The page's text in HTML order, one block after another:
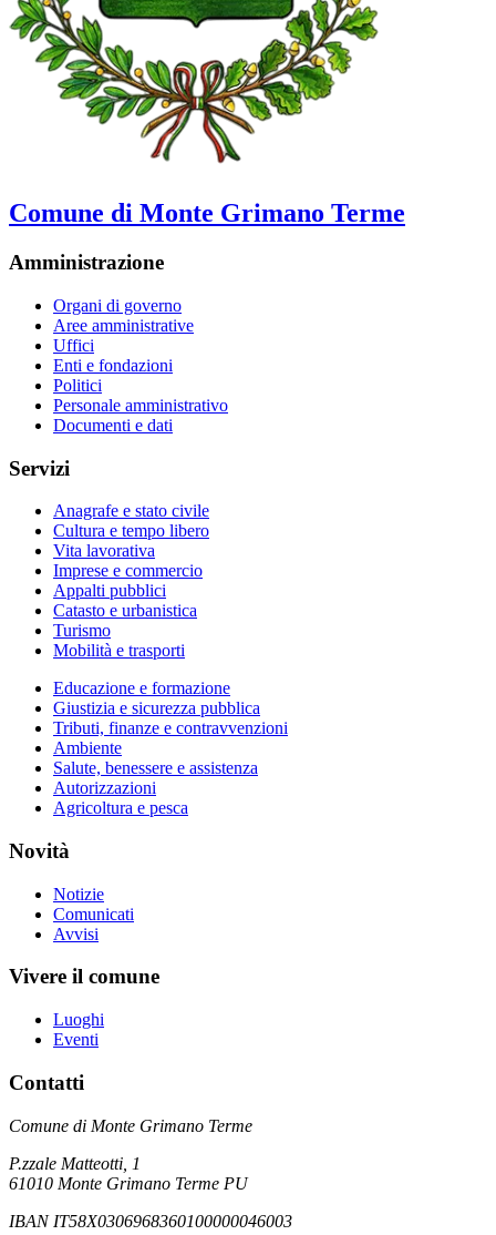
Comune di Monte Grimano Terme
Amministrazione
Organi di governo
Aree amministrative
Uffici
Enti e fondazioni
Politici
Personale amministrativo
Documenti e dati
Servizi
Anagrafe e stato civile
Cultura e tempo libero
Vita lavorativa
Imprese e commercio
Appalti pubblici
Catasto e urbanistica
Turismo
Mobilità e trasporti
Educazione e formazione
Giustizia e sicurezza pubblica
Tributi, finanze e contravvenzioni
Ambiente
Salute, benessere e assistenza
Autorizzazioni
Agricoltura e pesca
Novità
Notizie
Comunicati
Avvisi
Vivere il comune
Luoghi
Eventi
Contatti
Comune di Monte Grimano Terme
P.zzale Matteotti, 1
61010 Monte Grimano Terme PU
IBAN IT58X0306968360100000046003